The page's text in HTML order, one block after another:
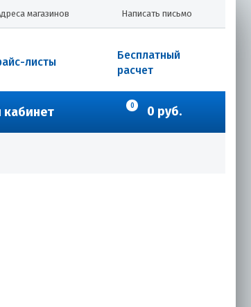
Написать письмо
магазинов
Бесплатный
расчет
листы
0 0 руб.